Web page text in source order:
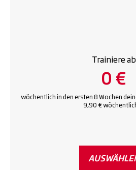
Trainiere ab
0 €
wöchentlich in den ersten 8 Wochen
9,90 €